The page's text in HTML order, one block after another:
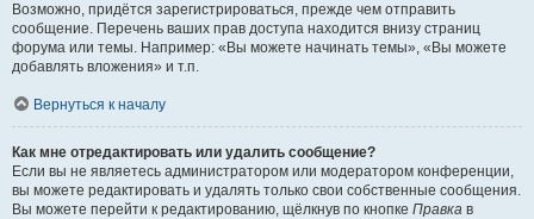
Возможно, придётся зарегистрироваться, прежде чем отправить
сообщение. Перечень ваших прав доступа находится внизу страниц
форума или темы. Например: «Вы можете начинать темы», «Вы можете
добавлять вложения» и т.п.
Вернуться к началу
Как мне отредактировать или удалить сообщение?
Если вы не являетесь администратором или модератором конференции,
вы можете редактировать и удалять только свои собственные сообщения.
Вы можете перейти к редактированию, щёлкнув по кнопке Правка в